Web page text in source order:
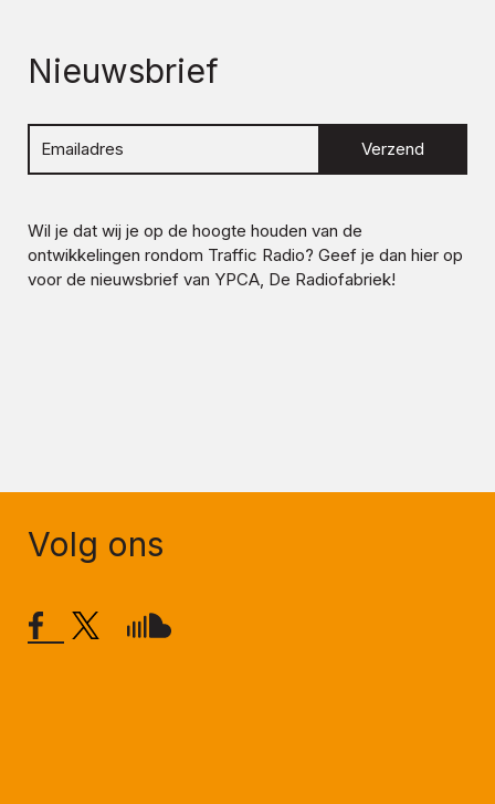
Nieuwsbrief
Verzend
Wil je dat wij je op de hoogte houden van de
ontwikkelingen rondom Traffic Radio? Geef je dan hier op
voor de nieuwsbrief van YPCA, De Radiofabriek!
Volg ons